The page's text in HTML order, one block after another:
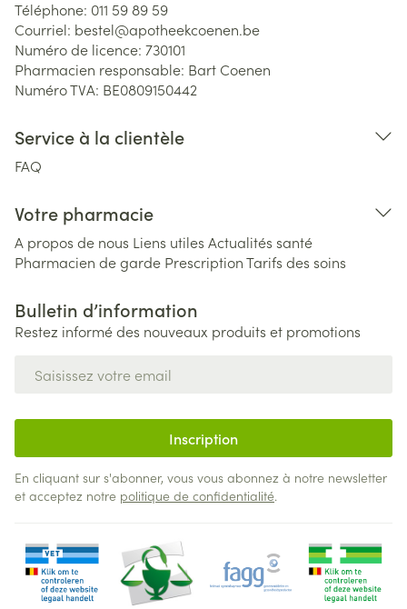
Téléphone: 011 59 89 59
Courriel: bestel@apotheekcoenen.be
Numéro de licence: 730101
Pharmacien responsable: Bart Coenen
Numéro TVA: BE0809150442
Service à la clientèle
FAQ
Votre pharmacie
A propos de nous Liens utiles Actualités santé
Pharmacien de garde PrescriptionTarifs des soins
Bulletin d’information
Restez informé des nouveaux produits et promotions
Inscription
En cliquant sur s'abonner, vous vous abonnez à notre newsletter
et acceptez notre politique de confidentialité.